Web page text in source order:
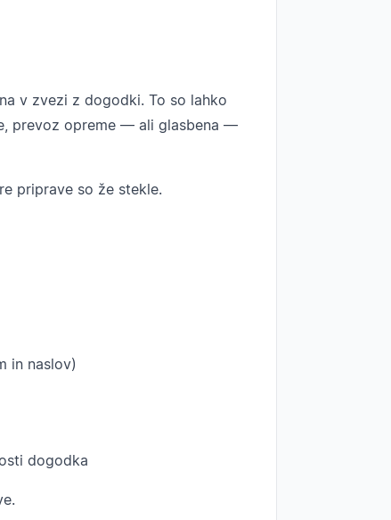
v zvezi z dogodki. To so lahko
prevoz opreme — ali glasbena —
priprave so že stekle.
in naslov)
dogodka